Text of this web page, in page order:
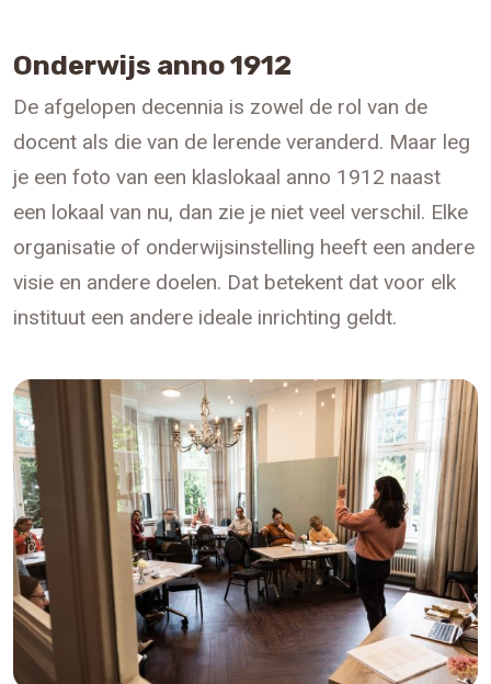
Onderwijs anno 1912
De afgelopen decennia is zowel de rol van de
docent als die van de lerende veranderd. Maar leg
je een foto van een klaslokaal anno 1912 naast
een lokaal van nu, dan zie je niet veel verschil. Elke
organisatie of onderwijsinstelling heeft een andere
visie en andere doelen. Dat betekent dat voor elk
instituut een andere ideale inrichting geldt.